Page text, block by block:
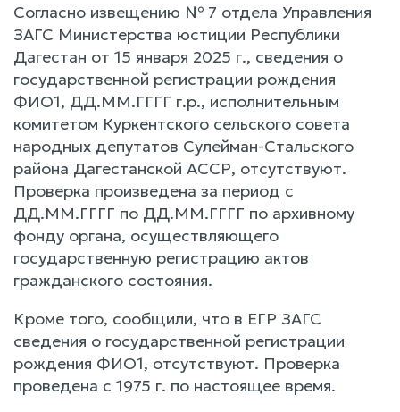
Согласно извещению № 7 отдела Управления
ЗАГС Министерства юстиции Республики
Дагестан от 15 января 2025 г., сведения о
государственной регистрации рождения
ФИО1, ДД.ММ.ГГГГ г.р., исполнительным
комитетом Куркентского сельского совета
народных депутатов Сулейман-Стальского
района Дагестанской АССР, отсутствуют.
Проверка произведена за период с
ДД.ММ.ГГГГ по ДД.ММ.ГГГГ по архивному
фонду органа, осуществляющего
государственную регистрацию актов
гражданского состояния.
Кроме того, сообщили, что в ЕГР ЗАГС
сведения о государственной регистрации
рождения ФИО1, отсутствуют. Проверка
проведена с 1975 г. по настоящее время.